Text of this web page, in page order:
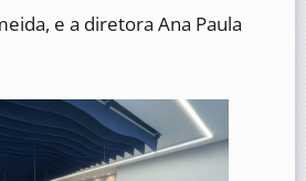
e a diretora Ana Paula